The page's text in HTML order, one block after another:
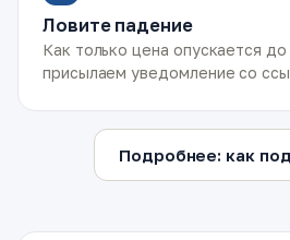
Ловите падение
Как только цена опускается
присылаем уведомление со
Подробнее: как